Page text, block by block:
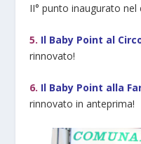
II° punto inaugurato nel
5. Il Baby Point al
rinnovato!
6. Il Baby Point alla
rinnovato in anteprima!